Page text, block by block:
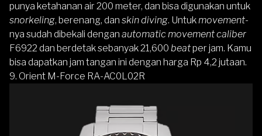
punya ketahanan air 200 meter, dan bisa digunakan untuk
snorkeling, berenang, dan skin diving. Untukmovement-
nya sudah dibekali dengan automatic movement caliber
F6922 dan berdetak sebanyak 21,600 beatper jam. Kamu
bisa dapatkan jam tangan ini dengan harga Rp 4,2 jutaan.
9. Orient M-Force RA-AC0L02R